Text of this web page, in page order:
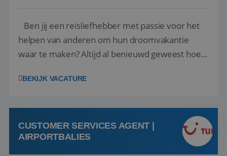
Ben jij een reisliefhebber met passie voor het
helpen van anderen om hun droomvakantie
waar te maken? Altijd al benieuwd geweest hoe
van de grootste reisorganisaties? Dan is een
op zoek naar een enthousiaste, leergie...
BEKIJK VACATURE
CUSTOMER SERVICES AGENT |
AIRPORTBALIES